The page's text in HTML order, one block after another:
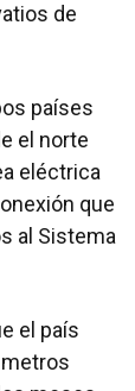
de
países
el norte
eléctrica
que
al Sistema
el país